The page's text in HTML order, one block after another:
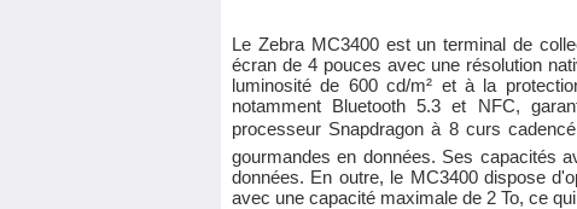
Le Zebra MC3400 est un terminal de
écran de 4 pouces avec une résolution
luminosité de 600 cd/m² et à la
notamment Bluetooth 5.3 et NFC,
processeur Snapdragon à 8 curs
gourmandes en données. Ses capacités
données. En outre, le MC3400 dispose
avec une capacité maximale de 2 To, ce